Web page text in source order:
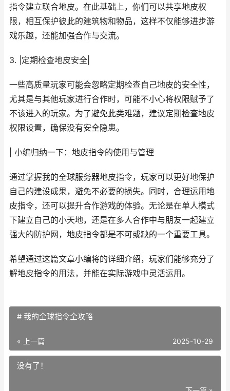
指令建立联合地皮。在此基础上，你们可以共享地皮权
限，相互保护彼此的建筑物和物品，这样不仅能够进步游
戏乐趣，还能加强合作与交流。
3. |定期检查地皮安全|
一些高质量玩家可能会忽略定期检查自己地皮的安全性，
尤其是与其他玩家进行合作时，可能不小心将权限赋予了
不该进入的玩家。为了避免此类难题，建议定期检查地皮
权限设置，确保没有安全隐患。
| 小编归纳一下：地皮指令的使用与管理
通过掌握我的全球服务器地皮指令，玩家可以更好地保护
自己的建设成果，避免不必要的损失。同时，合理运用地
皮指令，还可以提升合作游戏的体验。无论是在单人模式
下建立自己的小天地，还是在多人合作中与朋友一起建立
强大的防护网，地皮指令都是不可或缺的一个重要工具。
希望通过这篇文章小编将的详细介绍，玩家们能够充分了
解地皮指令的用法，并能在实际游戏中灵活运用。
# 我的全球指令全攻略
« 上一篇 2025-10-29
没有了！